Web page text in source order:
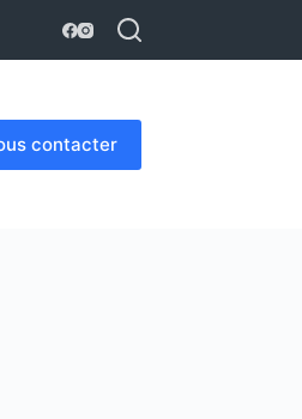
contacter